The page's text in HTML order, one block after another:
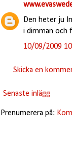
Den heter ju
i dimman och
10/09/2009
Skicka en
Senaste inlägg
Prenumerera på: